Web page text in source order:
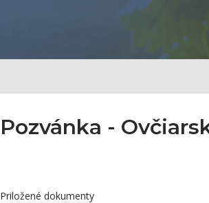
Pozvánka -
Priložené dokumenty